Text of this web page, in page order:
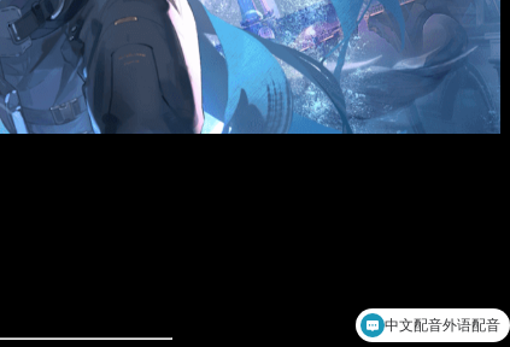
游戏音乐制作